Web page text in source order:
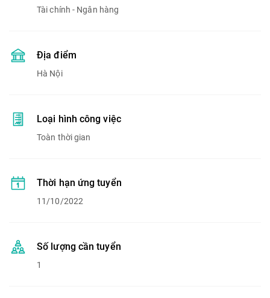
Tài chính - Ngân hàng
Địa điểm
Hà Nội
Loại hình công việc
Toàn thời gian
Thời hạn ứng tuyển
11/10/2022
Số lượng cần tuyển
1